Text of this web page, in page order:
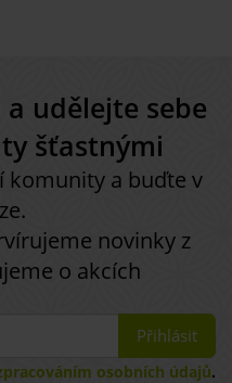
udělejte sebe
šťastnými
komunity a buďte v
novinky z
o akcích
Přihlásit
osobních údajů.